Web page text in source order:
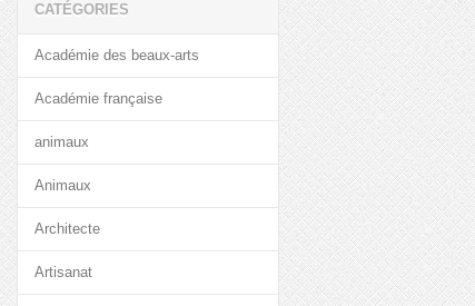
CATÉGORIES
Académie des beaux-arts
Académie française
animaux
Animaux
Architecte
Artisanat